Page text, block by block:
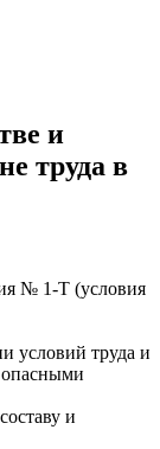
и
труда в
№ 1-Т (условия
условий труда и
опасными
и